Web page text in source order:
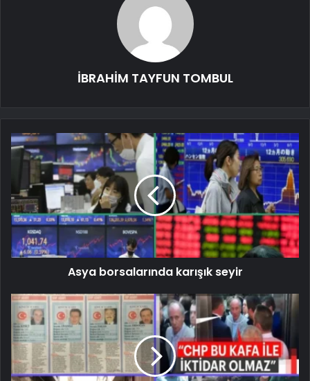
İBRAHİM TAYFUN TOMBUL
Asya borsalarında karışık seyir